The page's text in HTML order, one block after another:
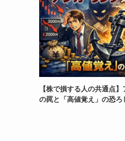
【株で損する人の共通点
の罠と「高値覚え」の恐ろ